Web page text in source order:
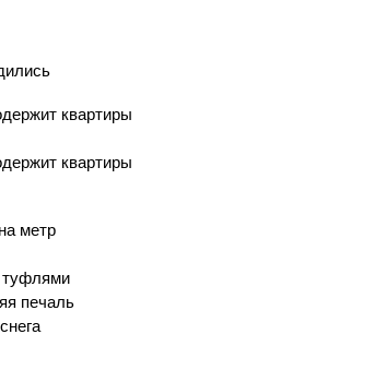
квартиры
квартиры
метр
туфлями
печаль